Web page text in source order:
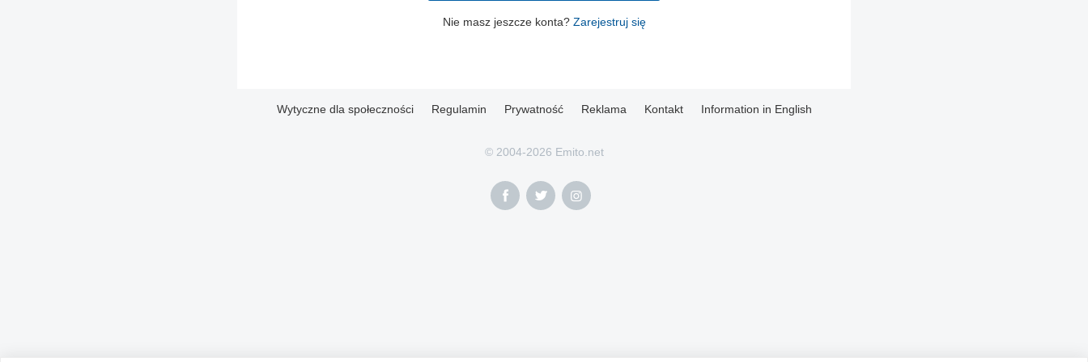
Nie masz jeszcze konta? Zarejestruj się
Wytyczne dla społeczności Regulamin Prywatność Reklama Kontakt Information in English
© 2004-2026 Emito.net